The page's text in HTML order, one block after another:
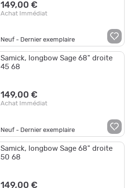
149,00 €
Achat Immédiat
Neuf - Dernier exemplaire
Samick, longbow Sage 68" droite
45 68
149,00 €
Achat Immédiat
Neuf - Dernier exemplaire
Samick, longbow Sage 68" droite
50 68
149,00 €